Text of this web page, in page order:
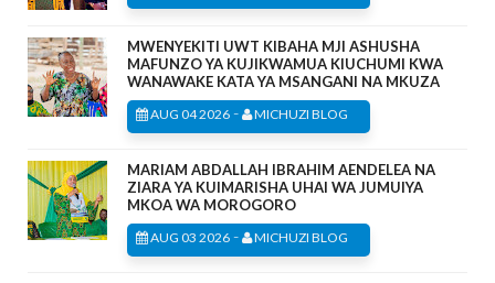
MWENYEKITI UWT KIBAHA MJI ASHUSHA
MAFUNZO YA KUJIKWAMUA KIUCHUMI KWA
WANAWAKE KATA YA MSANGANI NA MKUZA
AUG 04 2026 - MICHUZI BLOG
MARIAM ABDALLAH IBRAHIM AENDELEA NA
ZIARA YA KUIMARISHA UHAI WA JUMUIYA
MKOA WA MOROGORO
AUG 03 2026 - MICHUZI BLOG